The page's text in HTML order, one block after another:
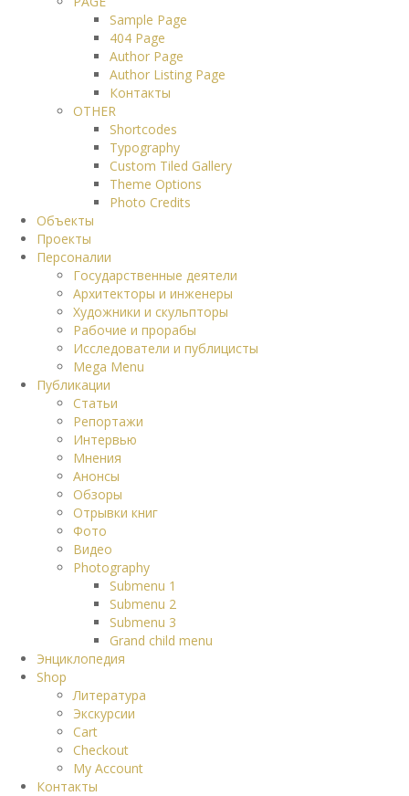
Sample Page
404 Page
Author Page
Author Listing Page
Контакты
OTHER
Shortcodes
Typography
Custom Tiled Gallery
Theme Options
Photo Credits
Объекты
Проекты
Персоналии
Государственные деятели
Архитекторы и инженеры
Художники и скульпторы
Рабочие и прорабы
Исследователи и публицисты
Mega Menu
Публикации
Статьи
Репортажи
Интервью
Мнения
Анонсы
Обзоры
Отрывки книг
Фото
Видео
Photography
Submenu 1
Submenu 2
Submenu 3
Grand child menu
Энциклопедия
Shop
Литература
Экскурсии
Cart
Checkout
My Account
Контакты